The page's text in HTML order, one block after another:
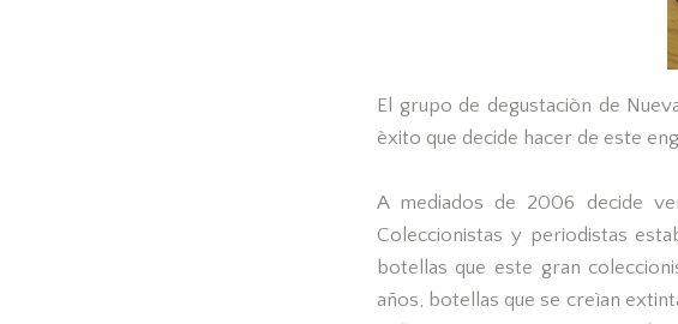
El grupo de degustaciòn de
èxito que decide hacer de este
A mediados de 2006 decide
Coleccionistas y periodistas
botellas que este gran
años, botellas que se creìan